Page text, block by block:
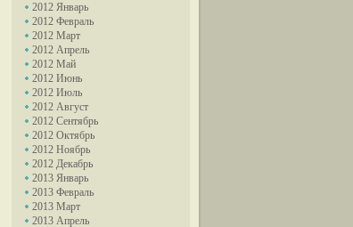
2012 Январь
2012 Февраль
2012 Март
2012 Апрель
2012 Май
2012 Июнь
2012 Июль
2012 Август
2012 Сентябрь
2012 Октябрь
2012 Ноябрь
2012 Декабрь
2013 Январь
2013 Февраль
2013 Март
2013 Апрель